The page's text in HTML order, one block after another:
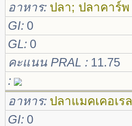
อาหาร ปลา; ปลาคาร์พ
GI 0
GL 0
คะแนน PRAL
11.75
อาหาร ปลาแมคเคอเรล
GI 0